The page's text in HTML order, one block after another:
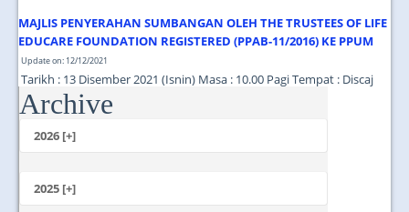
MAJLIS PENYERAHAN SUMBANGAN OLEH THE TRUSTEES OF LIFE
EDUCARE FOUNDATION REGISTERED (PPAB-11/2016) KE PPUM
Update on: 12/12/2021
Tarikh : 13 Disember 2021 (Isnin) Masa : 10.00 Pagi Tempat : Discaj
Lama, Tingkat 2, Menara Utama PPUM...
Archive
2026 [+]
June
May
2025 [+]